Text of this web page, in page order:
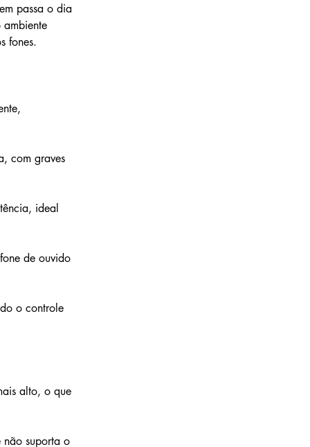
passa o dia
fones.
com graves
ideal
de ouvido
o controle
alto, o que
não suporta o